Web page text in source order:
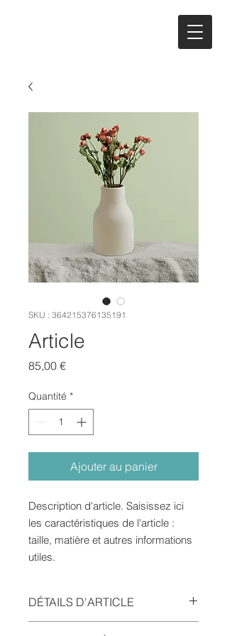
SKU : 364215376135191
Article
85,00 €Prix
Quantité *
Ajouter au panier
Description d'article. Saisissez ici
les caractéristiques de l'article :
taille, matière et autres informations
utiles.
DÉTAILS D'ARTICLE